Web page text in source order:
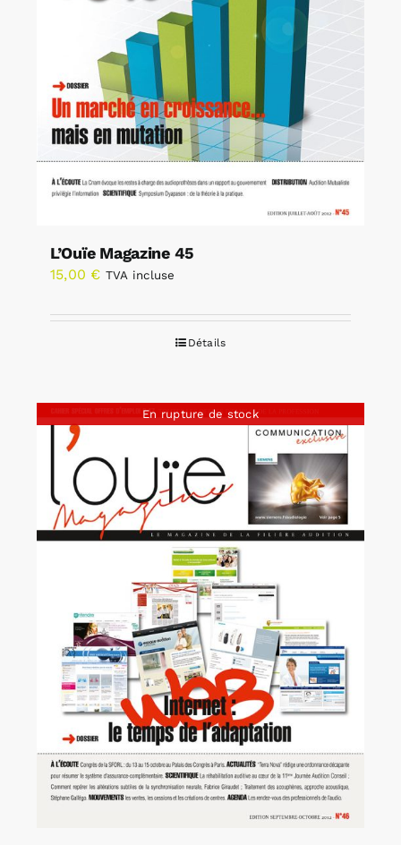
L’Ouïe Magazine 45
15,00 € TVA incluse
Détails
En rupture de stock